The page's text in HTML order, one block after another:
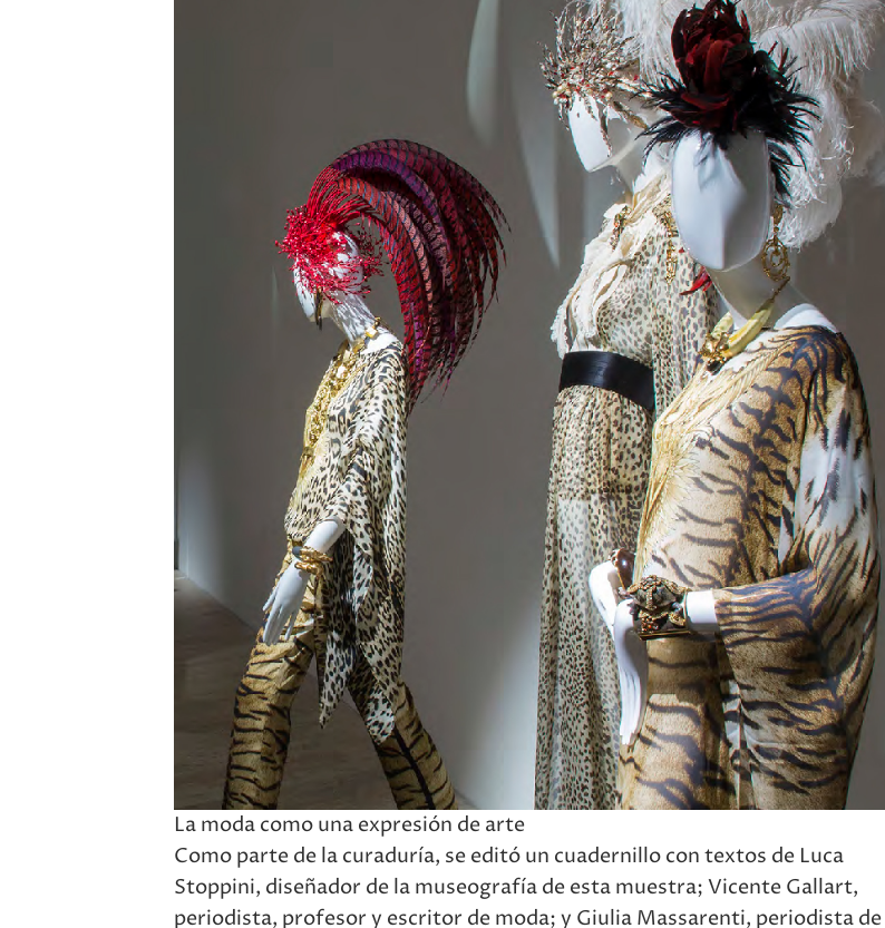
La moda como una expresión de arte
Como parte de la curaduría, se editó un cuadernillo con textos de Luca
Stoppini, diseñador de la museografía de esta muestra; Vicente Gallart,
periodista, profesor y escritor de moda; y Giulia Massarenti, periodista de